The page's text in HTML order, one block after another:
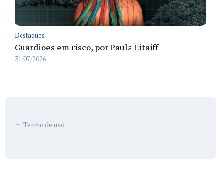
Destaques
Guardiões em risco, por Paula Litaiff
31/07/2026
Termo de uso